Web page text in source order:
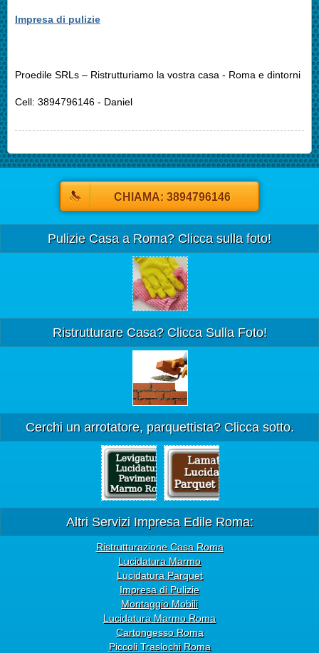
Impresa di pulizie
Proedile SRLs – Ristrutturiamo la vostra casa - Roma e dintorni
Cell: 3894796146 - Daniel
CHIAMA: 3894796146
Pulizie Casa a Roma? Clicca sulla foto!
Ristrutturare Casa? Clicca Sulla Foto!
Cerchi un arrotatore, parquettista? Clicca sotto.
Altri Servizi Impresa Edile Roma:
Ristrutturazione Casa Roma
Lucidatura Marmo
Lucidatura Parquet
Impresa di Pulizie
Montaggio Mobili
Lucidatura Marmo Roma
Cartongesso Roma
Piccoli Traslochi Roma